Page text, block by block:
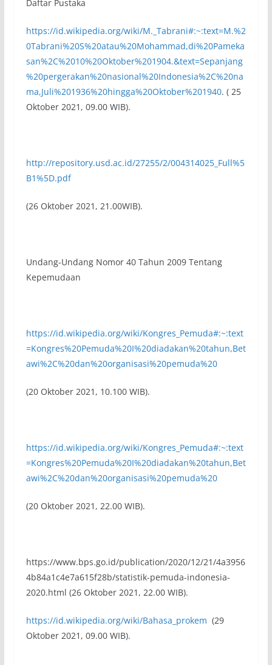
Daftar Pustaka
https://id.wikipedia.org/wiki/M._Tabrani#:~:text=M.%2
0Tabrani%20S%20atau%20Mohammad,di%20Pameka
san%2C%2010%20Oktober%201904.&text=Sepanjang
%20pergerakan%20nasional%20Indonesia%2C%20na
ma,Juli%201936%20hingga%20Oktober%201940. ( 25
Oktober 2021, 09.00 WIB).
http://repository.usd.ac.id/27255/2/004314025_Full%5
B1%5D.pdf
(26 Oktober 2021, 21.00WIB).
Undang-Undang Nomor 40 Tahun 2009 Tentang
Kepemudaan
https://id.wikipedia.org/wiki/Kongres_Pemuda#:~:text
=Kongres%20Pemuda%20I%20diadakan%20tahun,Bet
awi%2C%20dan%20organisasi%20pemuda%20
(20 Oktober 2021, 10.100 WIB).
https://id.wikipedia.org/wiki/Kongres_Pemuda#:~:text
=Kongres%20Pemuda%20I%20diadakan%20tahun,Bet
awi%2C%20dan%20organisasi%20pemuda%20
(20 Oktober 2021, 22.00 WIB).
https://www.bps.go.id/publication/2020/12/21/4a3956
4b84a1c4e7a615f28b/statistik-pemuda-indonesia-
2020.html (26 Oktober 2021, 22.00 WIB).
https://id.wikipedia.org/wiki/Bahasa_prokem (29
Oktober 2021, 09.00 WIB).